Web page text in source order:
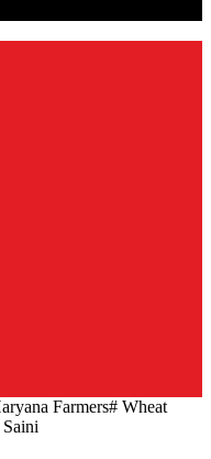
Farmers# Wheat